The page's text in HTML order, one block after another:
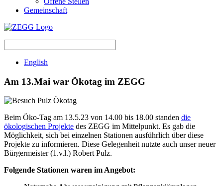
Gemeinschaft
English
Am 13.Mai war Ökotag im ZEGG
Beim Öko-Tag am 13.5.23 von 14.00 bis 18.00 standen die
ökologischen Projekte des ZEGG im Mittelpunkt. Es gab die
Möglichkeit, sich bei einzelnen Stationen ausführlich über diese
Projekte zu informieren. Diese Gelegenheit nutzte auch unser neuer
Bürgermeister (1.v.l.) Robert Pulz.
Folgende Stationen waren im Angebot: